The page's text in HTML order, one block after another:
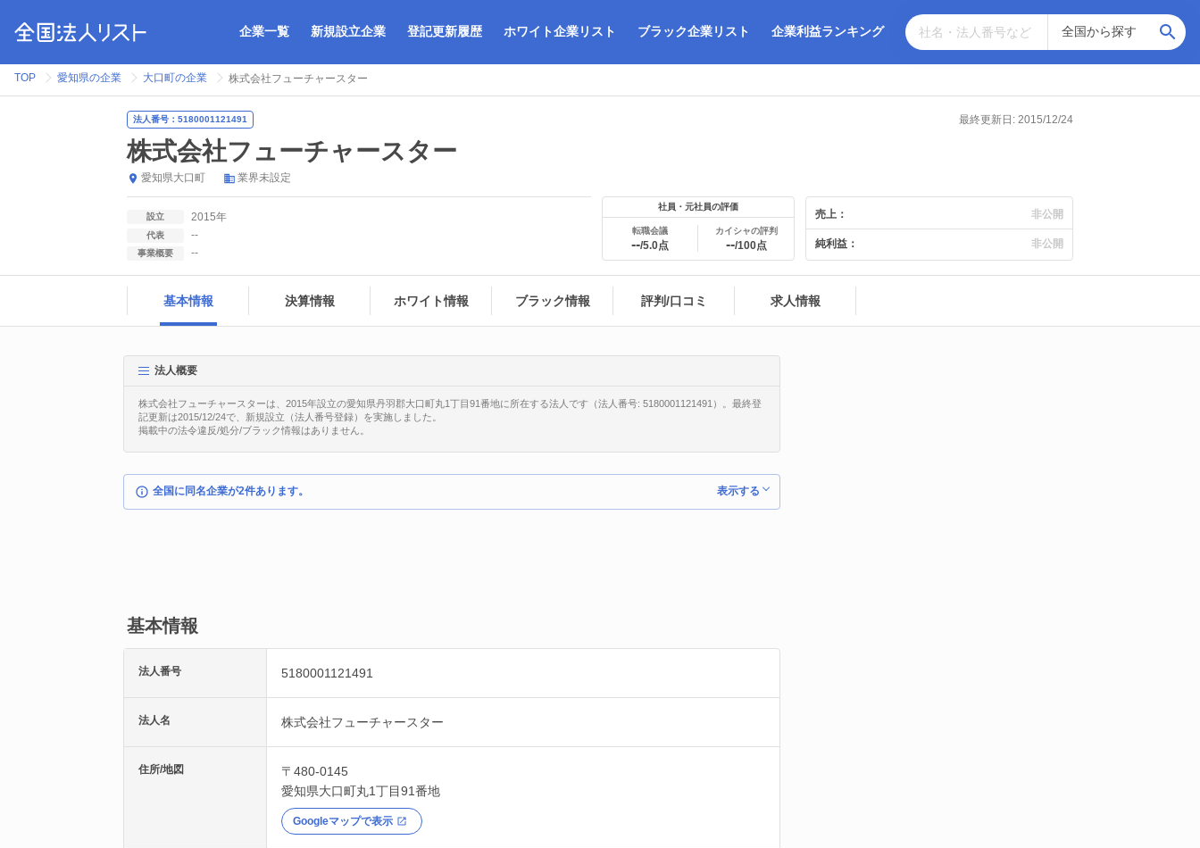
企業一覧 新規設立企業 登記更新履歴 ホワイト企業リスト ブラック企業リスト 企業利益ランキング
TOP 愛知県の企業 大口町の企業 株式会社フューチャースター
法人番号：5180001121491 最終更新日: 2015/12/24
株式会社フューチャースター
愛知県大口町 業界未設定
設立 2015年
代表 --
事業概要 --
社員・元社員の評価
転職会議
--/5.0点
カイシャの評判
--/100点
売上： 非公開
純利益： 非公開
基本情報 決算情報 ホワイト情報 ブラック情報 評判/口コミ 求人情報
法人概要
株式会社フューチャースターは、2015年設立の愛知県丹羽郡大口町丸1丁目91番地に所在する法人です（法人番号: 5180001121491）。最終登
記更新は2015/12/24で、新規設立（法人番号登録）を実施しました。
掲載中の法令違反/処分/ブラック情報はありません。
全国に同名企業が2件あります。 表示する
基本情報
法人番号 5180001121491
法人名 株式会社フューチャースター
住所/地図
〒480-0145
愛知県大口町丸1丁目91番地
Googleマップで表示